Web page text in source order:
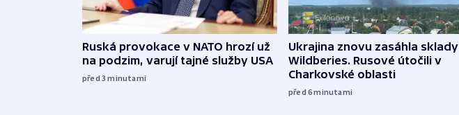
Ruská provokace v NATO hrozí už
na podzim, varují tajné služby USA
před 3minutami
Ukrajina znovu zasáhla sklady
Wildberies. Rusové útočili v
Charkovské oblasti
před 6minutami